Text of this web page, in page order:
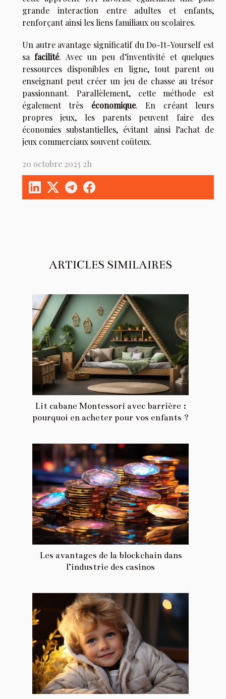
ARTICLES SIMILAIRES
Lit cabane Montessori avec barrière :
pourquoi en acheter pour vos enfants ?
Les avantages de la blockchain dans
l’industrie des casinos
grande interaction entre adultes et enfants,
renforçant ainsi les liens familiaux ou scolaires.
Un autre avantage significatif du Do-It-Yourself est
safacilité. Avec un peu d’inventivité et quelques
ressources disponibles en ligne, tout parent ou
enseignant peut créer un jeu de chasse au trésor
passionnant. Parallèlement, cette méthode est
également très économique. En créant leurs
propres jeux, les parents peuvent faire des
économies substantielles, évitant ainsi l’achat de
jeux commerciaux souvent coûteux.
20 octobre 2023 2h